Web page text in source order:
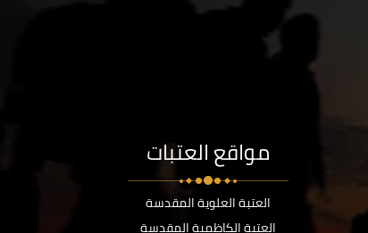
مواقع العتبات
العتبة العلوية المقدسة
العتبة الكاظمية المقدسة